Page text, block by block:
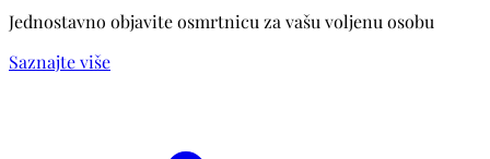
Jednostavno objavite osmrtnicu za vašu voljenu osobu
Saznajte više